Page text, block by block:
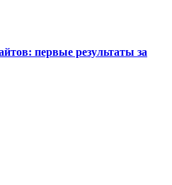
первые результаты за